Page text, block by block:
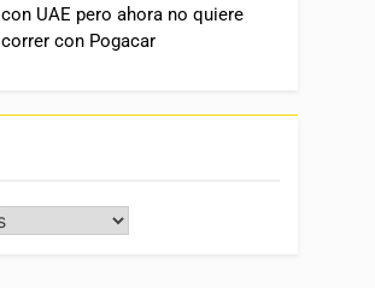
con UAE pero ahora no quiere
correr con Pogacar